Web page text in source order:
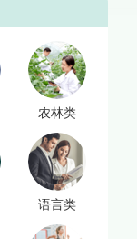
农林类
语言类